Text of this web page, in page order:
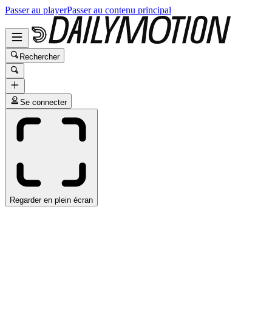
Passer au playerPasser au contenu principal
Rechercher
Se connecter
Regarder en plein écran